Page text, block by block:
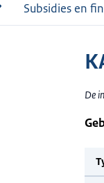
Subsidies en
De